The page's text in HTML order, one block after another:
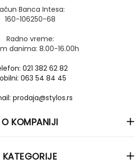
Banca Intesa:
160-106250-68
Radno vreme:
danima: 8.00-16.00h
021 382 62 82
063 54 84 45
prodaja@stylos.rs
O KOMPANIJI
KATEGORIJE